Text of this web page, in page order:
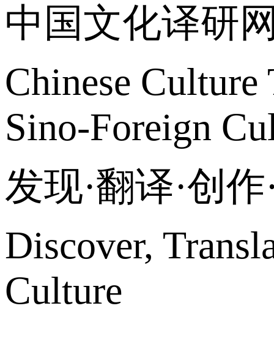
中国文化译研
Chinese
Sino-Foreign
发现·翻译·创
Discover,
Culture